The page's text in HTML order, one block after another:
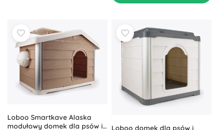
Loboo Smartkave Alaska
modułowy domek dla psów i